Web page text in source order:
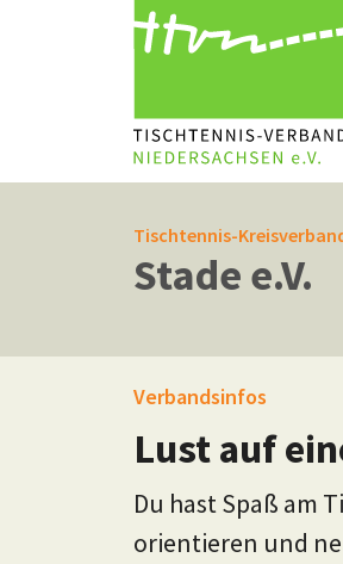
Tischtennis-
Stade e.V.
Verbandsinfos
Lust auf
Du hast Spaß am
orientieren und